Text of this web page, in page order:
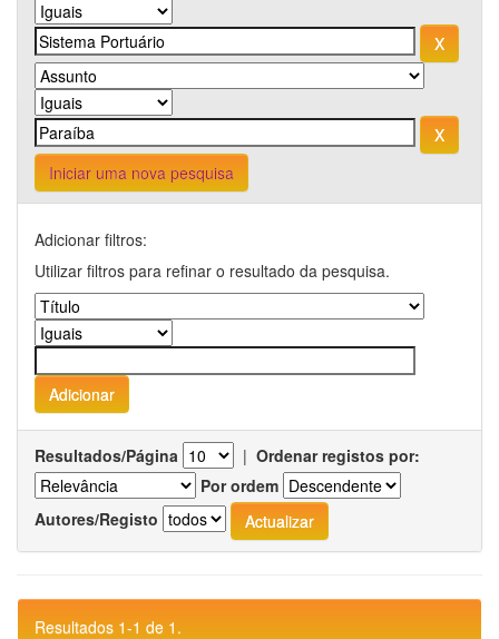
Iniciar uma nova pesquisa
Adicionar filtros:
Utilizar filtros para refinar o resultado da pesquisa.
Resultados/Página | Ordenar registos por:
Por ordem
Autores/Registo
Resultados 1-1 de 1.